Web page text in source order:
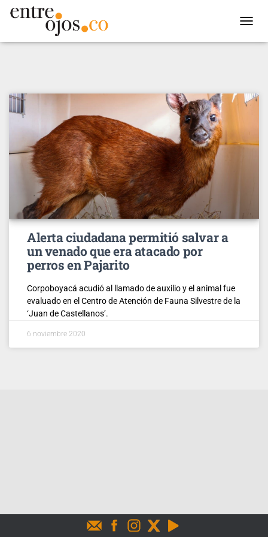
Alerta ciudadana permitió salvar a
un venado que era atacado por
perros en Pajarito
Corpoboyacá acudió al llamado de auxilio y el animal fue
evaluado en el Centro de Atención de Fauna Silvestre de la
‘Juan de Castellanos’.
6 noviembre 2020